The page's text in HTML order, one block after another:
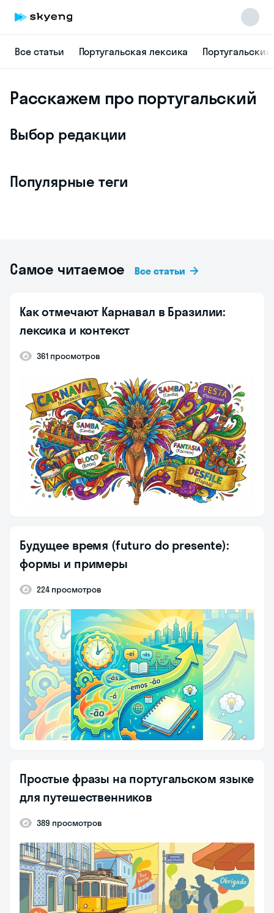
Все статьи Португальская лексика
Расскажем про португальский
Выбор редакции
Популярные теги
Самое читаемое Все статьи
Как отмечают Карнавал в Бразилии:
лексика и контекст
361 просмотров
Будущее время (futuro do presente):
формы и примеры
224 просмотров
Простые фразы на португальском языке
для путешественников
389 просмотров